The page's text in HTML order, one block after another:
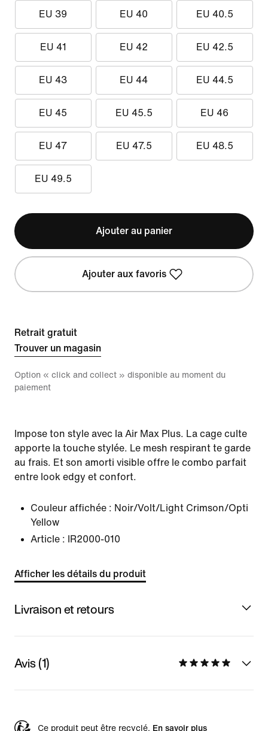
EU 39 EU 40 EU 40.5
EU 41 EU 42 EU 42.5
EU 43 EU 44 EU 44.5
EU 45 EU 45.5 EU 46
EU 47 EU 47.5 EU 48.5
EU 49.5
Ajouter au panier
Ajouter aux favoris
Retrait gratuit
Trouver un magasin
Option « click and collect » disponible au moment du
paiement
Impose ton style avec la Air Max Plus. La cage culte
apporte la touche stylée. Le mesh respirant te garde
au frais. Et son amorti visible offre le combo parfait
entre look edgy et confort.
Couleur affichée : Noir/Volt/Light Crimson/Opti
Yellow
Article :
IR2000-010
Afficher les détails du produit
Livraison et retours
Avis (1)
Ce produit peut être recyclé. En savoir plus